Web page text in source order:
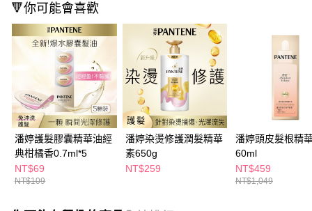
🔻你可能會喜歡
潘婷護髮膠囊精華油經
典柑橘香0.7ml*5
NT$69
NT$109
潘婷染燙修護潤髮精華
素650g
NT$259
潘婷頭皮髮根精
60ml
NT$459
NT$1,049